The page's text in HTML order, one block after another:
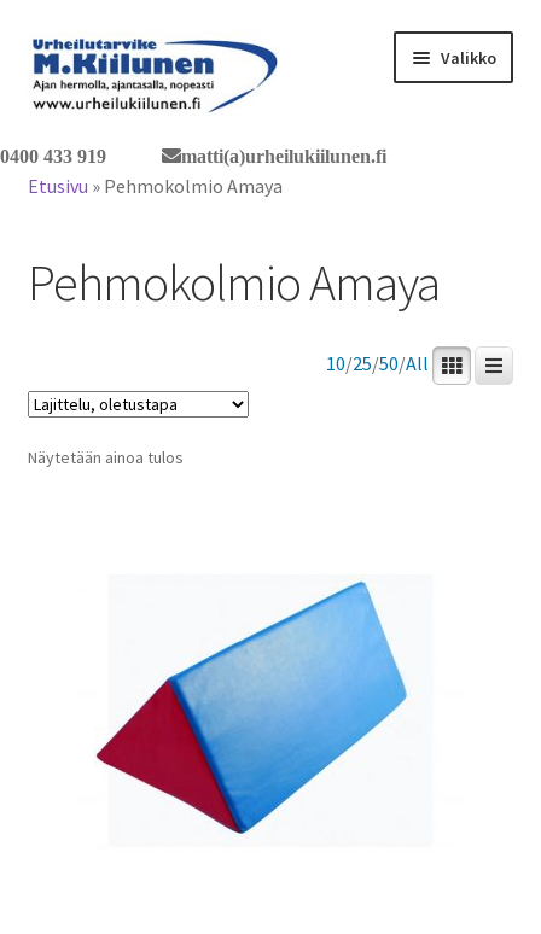
0400 433 919 matti(a)urheilukiilunen.fi
Siirry
navigointiin
Siirry
sisältöön
Valikko
Tervetuloa verkkokauppaan
Yhteystiedot
Etusivu » Pehmokolmio Amaya
Pehmokolmio Amaya
10/25/50/All
Näytetään ainoa tulos